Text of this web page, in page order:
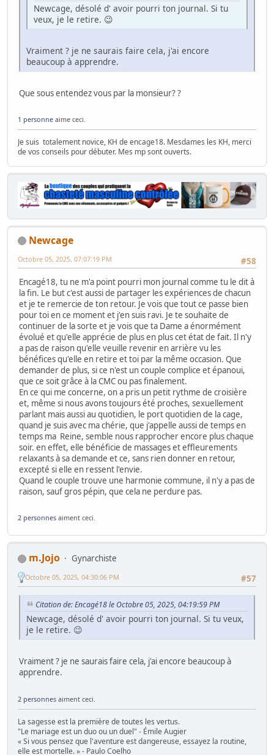
Newcage, désolé d' avoir pourri ton journal. Si tu
veux, je le retire. 😉
Vraiment ? je ne saurais faire cela, j'ai encore
beaucoup à apprendre.
Que sous entendez vous par la monsieur? ?
1 personne aime ceci.
Je suis totalement novice, KH de encage18. Mesdames les KH, merci
de vos conseils pour débuter. Mes mp sont ouverts.
Newcage
#58
Octobre 05, 2025, 07:07:19 PM
Encagé18, tu ne m'a point pourri mon journal comme tu le dit à
la fin. Le but c'est aussi de partager les expériences de chacun
et je te remercie de ton retour. Je vois que tout ce passe bien
pour toi en ce moment et j'en suis ravi. Je te souhaite de
continuer de la sorte et je vois que ta Dame a énormément
évolué et qu'elle apprécie de plus en plus cet état de fait. Il n'y
a pas de raison qu'elle veuille revenir en arrière vu les
bénéfices qu'elle en retire et toi par la même occasion. Que
demander de plus, si ce n'est un couple complice et épanoui,
que ce soit grâce à la CMC ou pas finalement.
En ce qui me concerne, on a pris un petit rythme de croisière
et, même si nous avons toujours été proches, sexuellement
parlant mais aussi au quotidien, le port quotidien de la cage,
quand je suis avec ma chérie, que j'appelle aussi de temps en
temps ma Reine, semble nous rapprocher encore plus chaque
soir. en effet, elle bénéficie de massages et effleurements
relaxants à sa demande et ce, sans rien donner en retour,
excepté si elle en ressent l'envie.
Quand le couple trouve une harmonie commune, il n'y a pas de
raison, sauf gros pépin, que cela ne perdure pas.
2 personnes aiment ceci.
m.Jojo
Gynarchiste
#57
Octobre 05, 2025, 04:30:06 PM
Citation de: Encagé18 le Octobre 05, 2025, 04:19:59 PM
Newcage, désolé d' avoir pourri ton journal. Si tu veux,
je le retire. 😉
Vraiment ? je ne saurais faire cela, j'ai encore beaucoup à
apprendre.
2 personnes aiment ceci.
La sagesse est la première de toutes les vertus.
"Le mariage est un duo ou un duel" - Émile Augier
« Si vous pensez que l'aventure est dangereuse, essayez la routine,
elle est mortelle. » - Paulo Coelho